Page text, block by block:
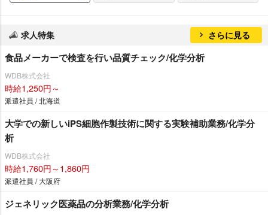
求人特集 さらに見る
食品メーカーで検査を行い品質チェック/化学分析
WDB株式会社
時給1,250円～
派遣社員 / 北海道
大学での新しいiPS細胞作製技術に関する実験補助業務/化学分
析
WDB株式会社
時給1,760円～1,860円
派遣社員 / 大阪府
ジェネリック医薬品の分析業務/化学分析